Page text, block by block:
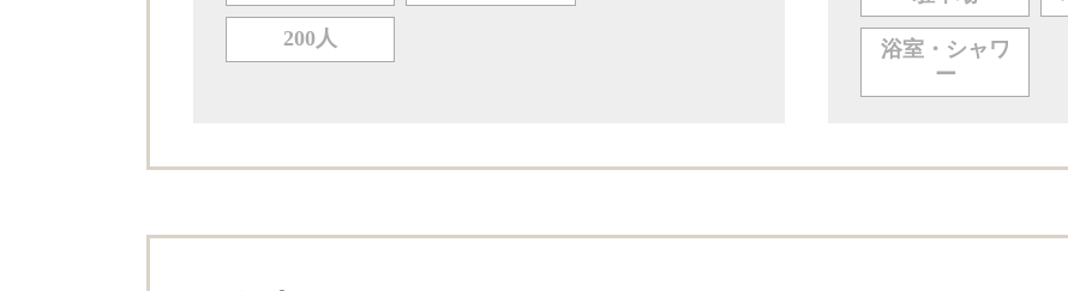
200人
浴室・シャワ
ー